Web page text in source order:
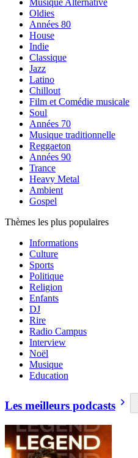
Musique Alternative
Oldies
Années 80
House
Indie
Classique
Jazz
Latino
Chillout
Film et Comédie musicale
Soul
Années 70
Musique traditionnelle
Reggaeton
Années 90
Trance
Heavy Metal
Ambient
Gospel
Thèmes les plus populaires
Informations
Culture
Sports
Politique
Religion
Enfants
DJ
Rire
Radio Campus
Interview
Noël
Musique
Education
Les meilleurs podcasts